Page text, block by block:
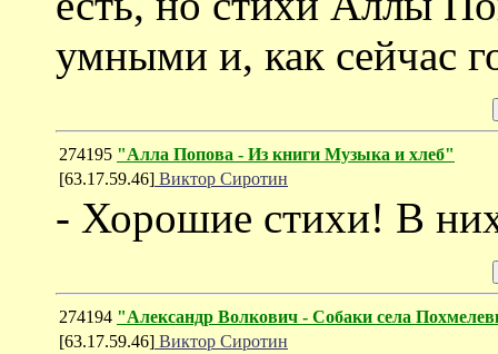
умными и, как сейчас
274195 "Алла Попова - Из книги Музыка и хлеб"
[63.17.59.46] Виктор Сиротин
- Хорошие стихи! В
274194 "Александр Волкович - Собаки села
[63.17.59.46] Виктор Сиротин